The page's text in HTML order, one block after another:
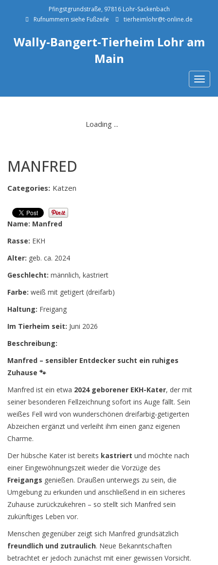
Pfingstgrundstraße, 97816 Lohr-Sackenbach
Rufnummern siehe Fußzeile
tierheimlohr@t-online.de
Wally-Bangert-Tierheim Lohr am
Main
MANFRED
Categories: Katzen
Name: Manfred
Rasse: EKH
Alter: geb. ca. 2024
Geschlecht: männlich, kastriert
Farbe: weiß mit getigert (dreifarb)
Haltung: Freigang
Im Tierheim seit: Juni 2026
Beschreibung:
Manfred – sensibler Entdecker sucht ein ruhiges
Zuhause 🐾
Manfred ist ein etwa 2024 geborener EKH-Kater, der mit
seiner besonderen Fellzeichnung sofort ins Auge fällt. Sein
weißes Fell wird von wunderschönen dreifarbig-getigerten
Abzeichen ergänzt und verleiht ihm einen ganz eigenen
Charme.
Der hübsche Kater ist bereits kastriert und möchte nach
einer Eingewöhnungszeit wieder die Vorzüge des
Freigangs genießen. Draußen unterwegs zu sein, die
Umgebung zu erkunden und anschließend in ein sicheres
Zuhause zurückzukehren – so stellt sich Manfred sein
zukünftiges Leben vor.
Menschen gegenüber zeigt sich Manfred grundsätzlich
freundlich und zutraulich. Neue Bekanntschaften
betrachtet er jedoch zunächst mit einer gewissen Vorsicht.